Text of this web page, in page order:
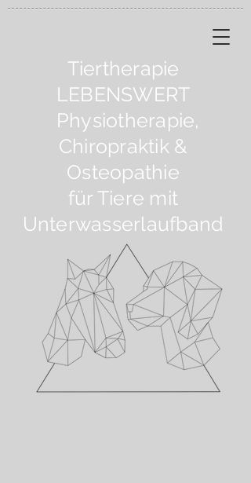
Tiertherapie
LEBENSWERT
Physiotherapie,
Chiropraktik &
Osteopathie
für Tiere mit
Unterwasserlaufband